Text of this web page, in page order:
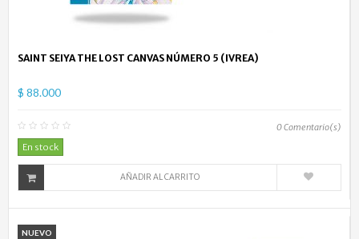
SAINT SEIYA THE LOST CANVAS NÚMERO 5 (IVREA)
$ 88.000
0Comentario(s)
En stock
AÑADIR AL CARRITO
NUEVO